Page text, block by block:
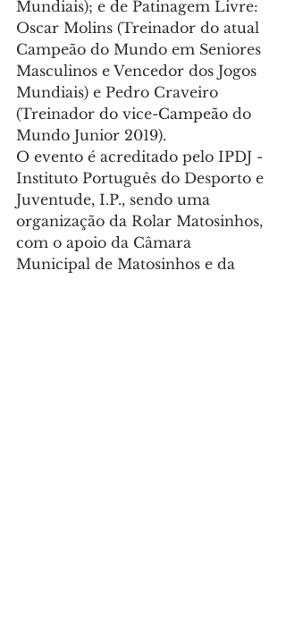
Mundiais); e de Patinagem Livre:
Oscar Molins (Treinador do atual
Campeão do Mundo em Seniores
Masculinos e Vencedor dos Jogos
Mundiais) e Pedro Craveiro
(Treinador do vice-Campeão do
Mundo Junior 2019).
O evento é acreditado pelo IPDJ -
Instituto Português do Desporto e
Juventude, I.P., sendo uma
organização da Rolar Matosinhos,
com o apoio da Câmara
Municipal de Matosinhos e da